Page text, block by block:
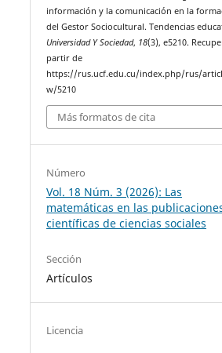
información y la comunicación en la
del Gestor Sociocultural. Tendencias
Universidad Y Sociedad, 18(3), e5210.
partir de
https://rus.ucf.edu.cu/index.php/rus/
w/5210
Más formatos de cita
Número
Vol. 18 Núm. 3 (2026): Las
matemáticas en las
científicas de ciencias sociales
Sección
Artículos
Licencia